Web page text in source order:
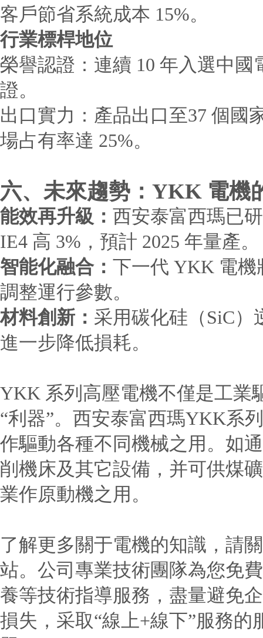
客戶節省系統成本 15%。
行業標桿地位
榮譽認證：連續 10 年入選中
證。
出口實力：產品出口至37 個國
場占有率達 25%。
六、未來趨勢：YKK 電機
能效再升級： 西安泰富西瑪已
IE4 高 3%，預計 2025 年量產。
智能化融合： 下一代 YKK 電
調整運行參數。
材料創新： 采用碳化硅（SiC）
進一步降低損耗。
YKK 系列高壓電機不僅是工業
“利器”。西安泰富西瑪YKK系
作驅動各種不同機械之用。如
削機床及其它設備，并可供煤
業作原動機之用。
了解更多關于電機的知識，請
站。公司專業技術團隊為您免
養等技術指導服務，盡量避免
損失，采取“線上+線下”服務